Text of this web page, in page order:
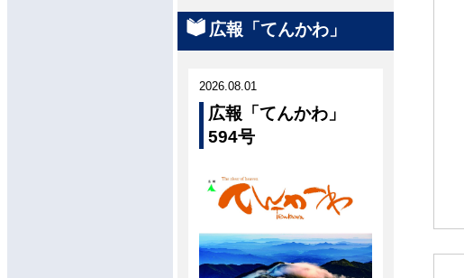
広報「てんかわ」
2026.08.01
広報「てんかわ」
594号